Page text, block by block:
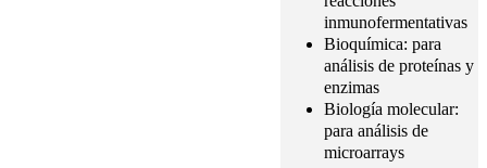
inmunofermentativas
Bioquímica: para
análisis de proteínas y
enzimas
Biología molecular:
para análisis de
microarrays